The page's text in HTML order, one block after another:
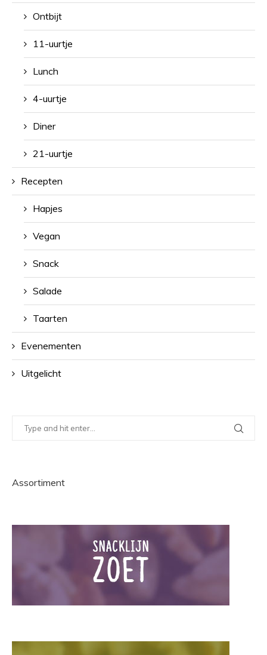
Ontbijt
11-uurtje
Lunch
4-uurtje
Diner
21-uurtje
Recepten
Hapjes
Vegan
Snack
Salade
Taarten
Evenementen
Uitgelicht
Assortiment